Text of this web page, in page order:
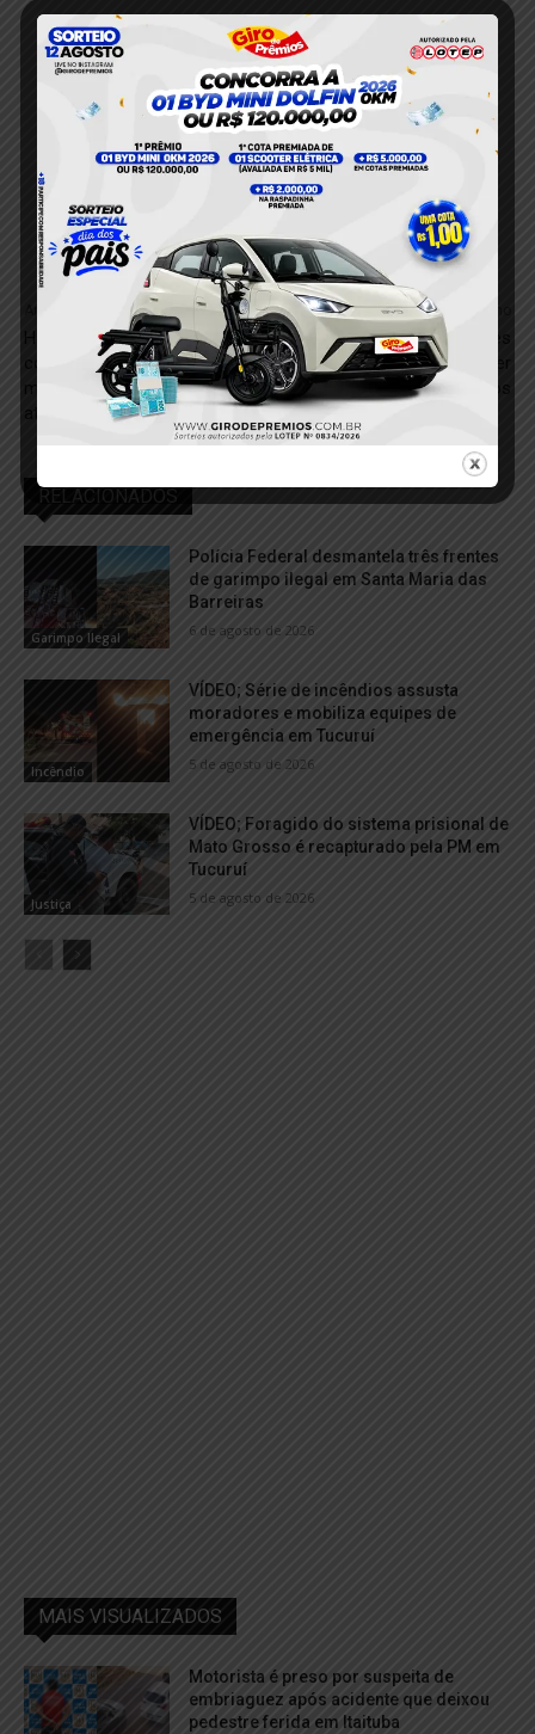
Hospital Regional em Marabá
comemora 18 anos com
mais de 6 milhões de
atendimentos
O segredo de influenciadores
de sucesso: como manter
seguidores engajados
RELACIONADOS
Garimpo Ilegal
Polícia Federal desmantela três frentes
de garimpo ilegal em Santa Maria das
Barreiras
6 de agosto de 2026
Incêndio
VÍDEO; Série de incêndios assusta
moradores e mobiliza equipes de
emergência em Tucuruí
5 de agosto de 2026
Justiça
VÍDEO; Foragido do sistema prisional de
Mato Grosso é recapturado pela PM em
Tucuruí
5 de agosto de 2026
MAIS VISUALIZADOS
Motorista é preso por suspeita de
embriaguez após acidente que deixou
pedestre ferida em Itaituba